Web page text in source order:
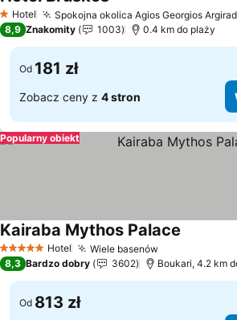
1 Kategoria
Hotel Spokojna okolica Agios Georgios
Wyświetl ceny
8,9 Znakomity 1003 0.4 km do plaży
Od 181 zł
Zobacz ceny z 4 stron
Popularny obiekt
5 KategoriaHotel Wiele basenówWyświetl ceny
Kairaba Mythos Palace
8,3 Bardzo dobry 3602 Boukari, 4.2 km
Od 813 zł